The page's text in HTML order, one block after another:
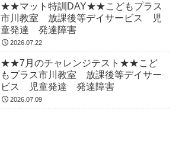
★★マット特訓DAY★★こどもプラス
市川教室 放課後等デイサービス 児
童発達 発達障害
2026.07.22
★★7月のチャレンジテスト★★こど
もプラス市川教室 放課後等デイサー
ビス 児童発達 発達障害
2026.07.09